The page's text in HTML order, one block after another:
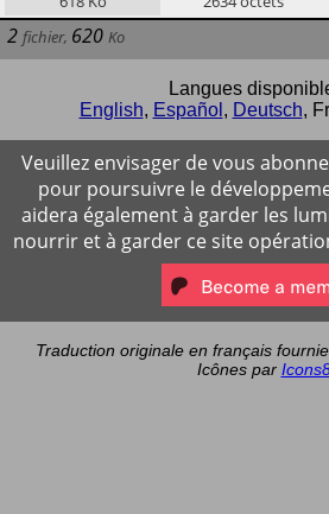
2 fichier, 620 Ko
Langues
English, Español , Deutsch,
Veuillez envisager de vous
pour poursuivre le
aidera également à garder les
nourrir et à garder ce site
Traduction originale en français
Icônes par